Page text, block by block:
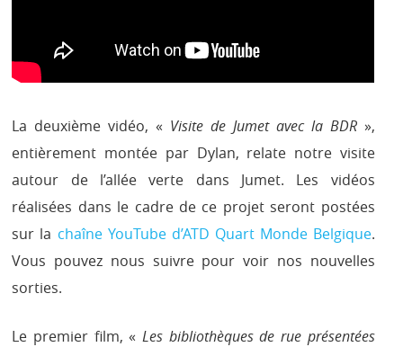
La deuxième vidéo, « Visite de Jumet avec la BDR»,
entièrement montée par Dylan, relate notre visite
autour de l’allée verte dans Jumet. Les vidéos
réalisées dans le cadre de ce projet seront postées
sur la chaîne YouTube d’ATD Quart Monde Belgique.
Vous pouvez nous suivre pour voir nos nouvelles
sorties.
Le premier film, «Les bibliothèques de rue présentées